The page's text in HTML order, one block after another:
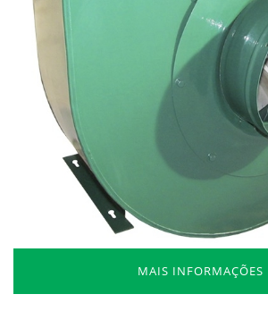
MAIS INFORMAÇÕES